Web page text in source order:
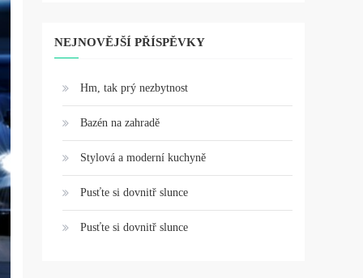
NEJNOVĚJŠÍ PŘÍSPĚVKY
Hm, tak prý nezbytnost
Bazén na zahradě
Stylová a moderní kuchyně
Pusťte si dovnitř slunce
Pusťte si dovnitř slunce